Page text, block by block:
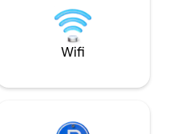
d'une vue à
l'espace
pourrez bronzer
Wifi